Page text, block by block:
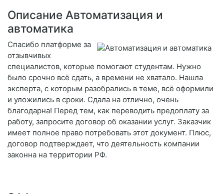
Описание Автоматизация и
автоматика
Спасибо платформе за
отзывчивых
специалистов, которые помогают студентам. Нужно
было срочно всё сдать, а времени не хватало. Нашла
эксперта, с которым разобрались в теме, всё оформили
и уложились в сроки. Сдала на отлично, очень
благодарна! Перед тем, как переводить предоплату за
работу, запросите договор об оказании услуг. Заказчик
имеет полное право потребовать этот документ. Плюс,
договор подтверждает, что деятельность компании
законна на территории РФ.